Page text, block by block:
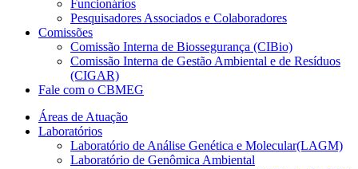
Funcionários
Pesquisadores Associados e Colaboradores
Comissões
Comissão Interna de Biossegurança (CIBio)
Comissão Interna de Gestão Ambiental e de Resíduos
(CIGAR)
Fale com o CBMEG
Áreas de Atuação
Laboratórios
Laboratório de Análise Genética e Molecular(LAGM)
Laboratório de Genômica Ambiental